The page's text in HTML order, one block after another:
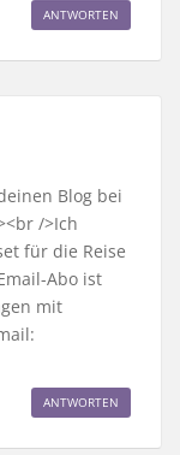
ANTWORTEN
Blog bei
/>Ich
für die Reise
Abo ist
mit
ANTWORTEN